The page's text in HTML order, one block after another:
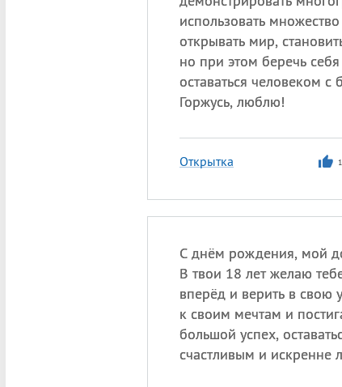
использовать
открывать мир,
но при этом беречь себя
оставаться человеком с
Горжусь, люблю!
Открытка
С днём рождения, мой
В твои 18 лет желаю
вперёд и верить в свою
к своим мечтам и
большой успех,
счастливым и